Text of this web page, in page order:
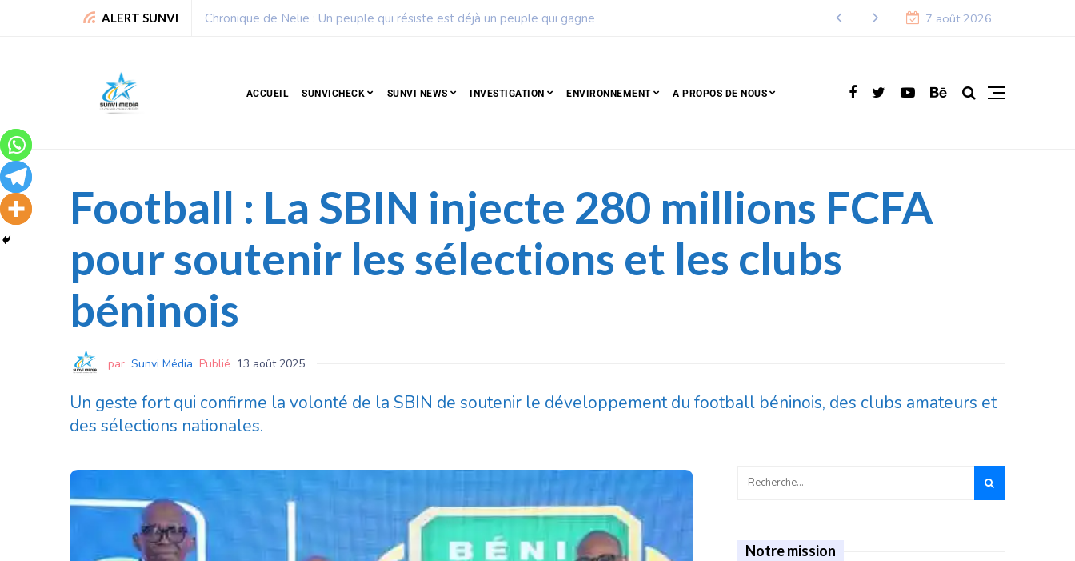
ALERT SUNVI Sport : La Fédération béninoise de football dévoile son calendrier de la saison 2026 – 2027 7 août 2026
ACCUEIL SUNVICHECK SUNVI NEWS INVESTIGATION ENVIRONNEMENT A PROPOS DE NOUS
Football : La SBIN injecte 280 millions FCFA
pour soutenir les sélections et les clubs
béninois
par Sunvi Média Publié 13 août 2025
Un geste fort qui confirme la volonté de la SBIN de soutenir le développement du football béninois, des clubs amateurs et
des sélections nationales.
Notre mission